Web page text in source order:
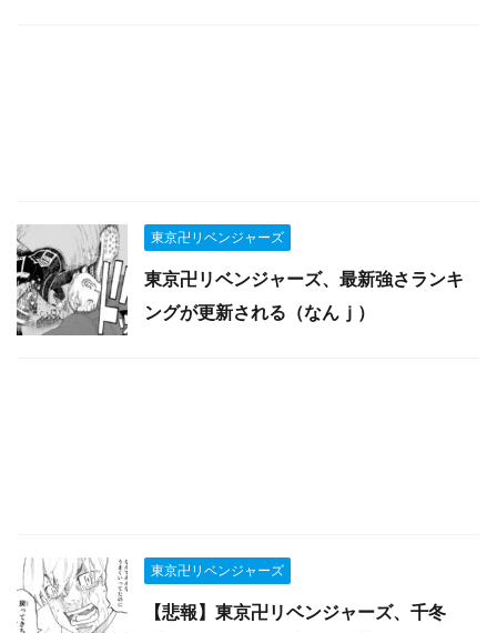
東京卍リベンジャーズ
東京卍リベンジャーズ、最新強さランキ
ングが更新される（なんｊ）
東京卍リベンジャーズ
【悲報】東京卍リベンジャーズ、千冬